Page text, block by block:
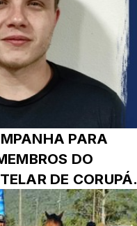
PARA
DO
DE CORUPÁ.